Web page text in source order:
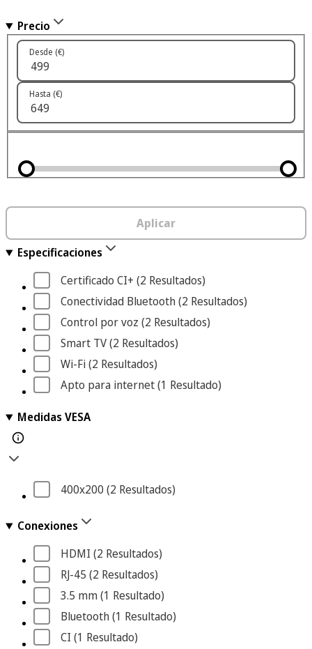
Precio
Desde (€)
Hasta (€)
Aplicar
Especificaciones
Certificado CI+ (2 Resultados)
Conectividad Bluetooth (2 Resultados)
Control por voz (2 Resultados)
Smart TV (2 Resultados)
Wi-Fi (2 Resultados)
Apto para internet (1 Resultado)
Medidas VESA
400x200 (2 Resultados)
Conexiones
HDMI (2 Resultados)
RJ-45 (2 Resultados)
3.5 mm (1 Resultado)
Bluetooth (1 Resultado)
CI (1 Resultado)